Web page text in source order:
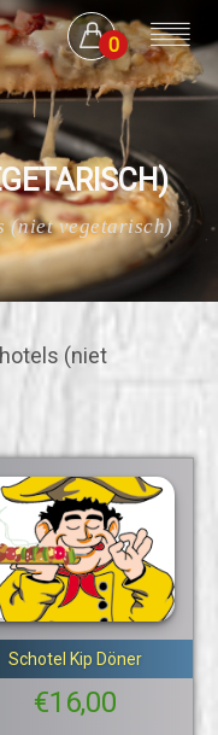
0
(niet vegetarisch)
(niet
Schotel Kip Döner
€16,00